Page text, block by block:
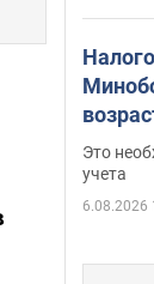
нужно
Это
учета
6.08.2026